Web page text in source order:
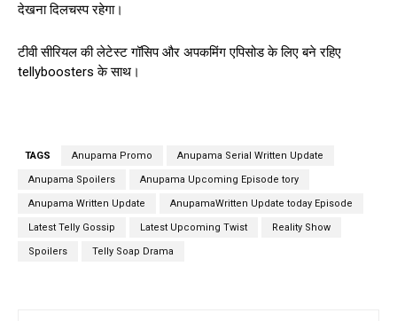
देखना दिलचस्प रहेगा।
टीवी सीरियल की लेटेस्ट गॉसिप और अपकमिंग एपिसोड के लिए बने रहिए
tellyboosters के साथ।
TAGS Anupama Promo Anupama Serial Written Update
Anupama Spoilers Anupama Upcoming Episode tory
Anupama Written Update AnupamaWritten Update today Episode
Latest Telly Gossip Latest Upcoming Twist Reality Show
Spoilers Telly Soap Drama